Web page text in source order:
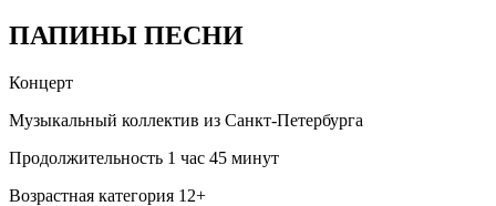
ПАПИНЫ ПЕСНИ
Концерт
Музыкальный коллектив из Санкт-Петербурга
Продолжительность 1 час 45 минут
Возрастная категория 12+